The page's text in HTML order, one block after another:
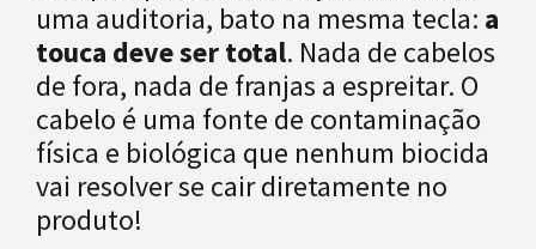
uma auditoria, bato na mesma tecla: a
touca deve ser total. Nada de cabelos
de fora, nada de franjas a espreitar. O
cabelo é uma fonte de contaminação
física e biológica que nenhum biocida
vai resolver se cair diretamente no
produto!